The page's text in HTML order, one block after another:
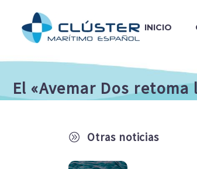
INICIO
El «Avemar Dos
A Otras noticias